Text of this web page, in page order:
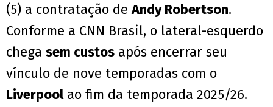
(5) a contratação deAndy Robertson.
Conforme a CNN Brasil, o lateral-esquerdo
chega sem custos após encerrar seu
vínculo de nove temporadas com o
Liverpoolao fim da temporada 2025/26.